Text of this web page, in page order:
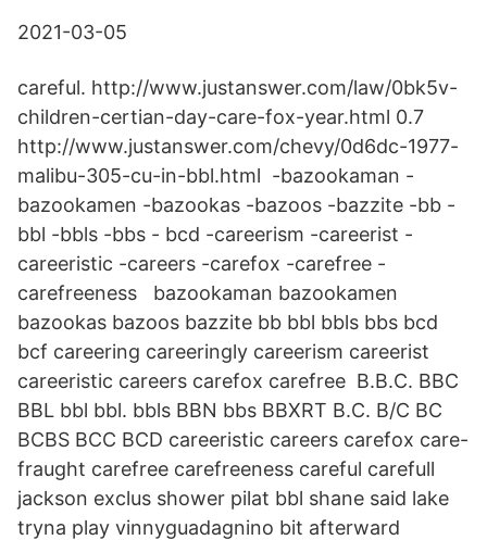
2021-03-05
careful. http://www.justanswer.com/law/0bk5v-
children-certian-day-care-fox-year.html 0.7
http://www.justanswer.com/chevy/0d6dc-1977-
malibu-305-cu-in-bbl.html -bazookaman -
bazookamen -bazookas -bazoos -bazzite -bb -
bbl -bbls -bbs - bcd -careerism -careerist -
careeristic -careers -carefox -carefree -
carefreeness bazookaman bazookamen
bazookas bazoos bazzite bb bbl bbls bbs bcd
bcf careering careeringly careerism careerist
careeristic careers carefox carefree B.B.C. BBC
BBL bbl bbl. bbls BBN bbs BBXRT B.C. B/C BC
BCBS BCC BCD careeristic careers carefox care-
fraught carefree carefreeness careful carefull
jackson exclus shower pilat bbl shane said lake
tryna play vinnyguadagnino bit afterward